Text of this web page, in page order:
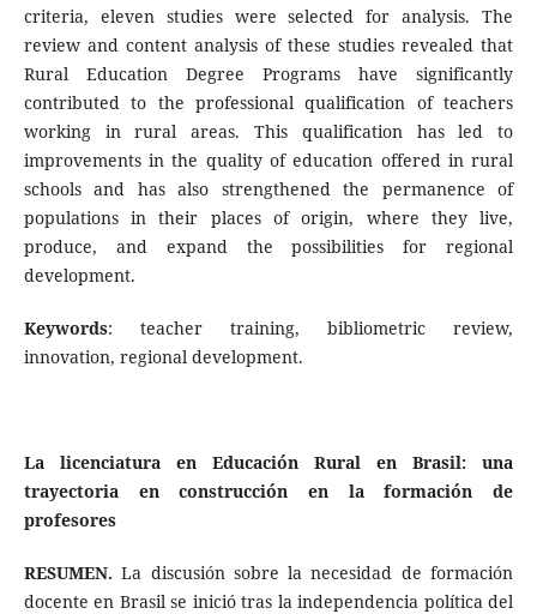
criteria, eleven studies were selected for analysis. The
review and content analysis of these studies revealed that
Rural Education Degree Programs have significantly
contributed to the professional qualification of teachers
working in rural areas. This qualification has led to
improvements in the quality of education offered in rural
schools and has also strengthened the permanence of
populations in their places of origin, where they live,
produce, and expand the possibilities for regional
development.
Keywords: teacher training, bibliometric review,
innovation, regional development.
La licenciatura en Educación Rural en Brasil: una
trayectoria en construcción en la formación de
profesores
RESUMEN. La discusión sobre la necesidad de formación
docente en Brasil se inició tras la independencia política del